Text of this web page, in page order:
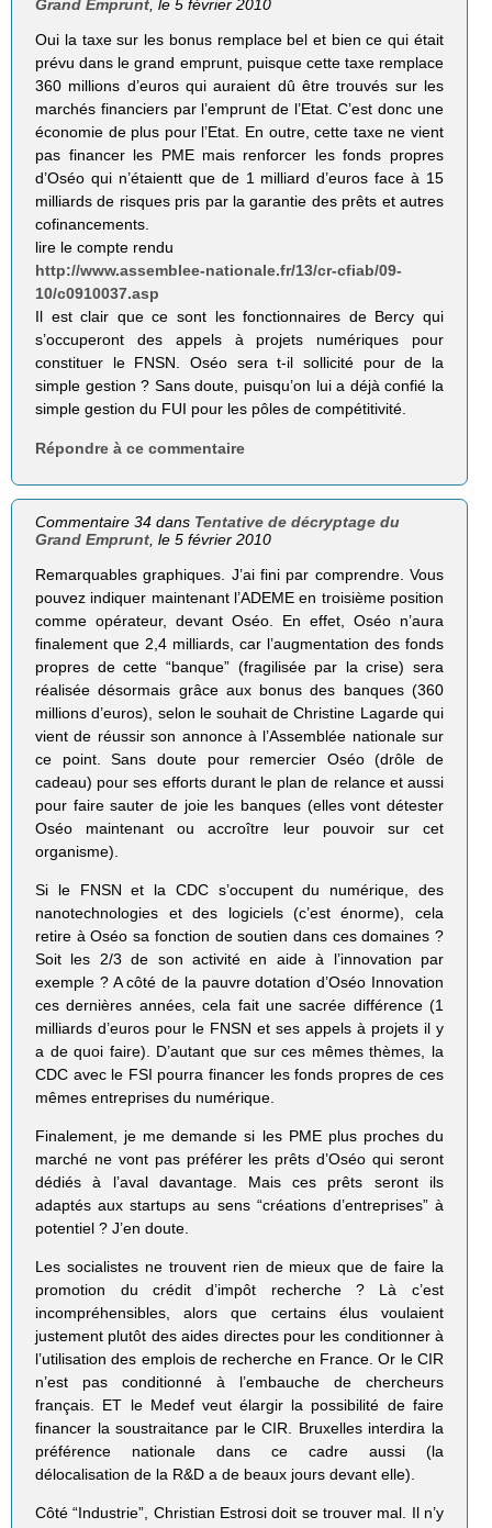
Grand Emprunt, le 5 février 2010
Oui la taxe sur les bonus remplace bel et bien ce qui était
prévu dans le grand emprunt, puisque cette taxe remplace
360 millions d’euros qui auraient dû être trouvés sur les
marchés financiers par l’emprunt de l’Etat. C’est donc une
économie de plus pour l’Etat. En outre, cette taxe ne vient
pas financer les PME mais renforcer les fonds propres
d’Oséo qui n’étaientt que de 1 milliard d’euros face à 15
milliards de risques pris par la garantie des prêts et autres
cofinancements.
lire le compte rendu
http://www.assemblee-nationale.fr/13/cr-cfiab/09-
10/c0910037.asp
Il est clair que ce sont les fonctionnaires de Bercy qui
s’occuperont des appels à projets numériques pour
constituer le FNSN. Oséo sera t-il sollicité pour de la
simple gestion ? Sans doute, puisqu’on lui a déjà confié la
simple gestion du FUI pour les pôles de compétitivité.
Répondre à ce commentaire
Commentaire 34 dans Tentative de décryptage du
Grand Emprunt , le 5 février 2010
Remarquables graphiques. J’ai fini par comprendre. Vous
pouvez indiquer maintenant l’ADEME en troisième position
comme opérateur, devant Oséo. En effet, Oséo n’aura
finalement que 2,4 milliards, car l’augmentation des fonds
propres de cette “banque” (fragilisée par la crise) sera
réalisée désormais grâce aux bonus des banques (360
millions d’euros), selon le souhait de Christine Lagarde qui
vient de réussir son annonce à l’Assemblée nationale sur
ce point. Sans doute pour remercier Oséo (drôle de
cadeau) pour ses efforts durant le plan de relance et aussi
pour faire sauter de joie les banques (elles vont détester
Oséo maintenant ou accroître leur pouvoir sur cet
organisme).
Si le FNSN et la CDC s’occupent du numérique, des
nanotechnologies et des logiciels (c’est énorme), cela
retire à Oséo sa fonction de soutien dans ces domaines ?
Soit les 2/3 de son activité en aide à l’innovation par
exemple ? A côté de la pauvre dotation d’Oséo Innovation
ces dernières années, cela fait une sacrée différence (1
milliards d’euros pour le FNSN et ses appels à projets il y
a de quoi faire). D’autant que sur ces mêmes thèmes, la
CDC avec le FSI pourra financer les fonds propres de ces
mêmes entreprises du numérique.
Finalement, je me demande si les PME plus proches du
marché ne vont pas préférer les prêts d’Oséo qui seront
dédiés à l’aval davantage. Mais ces prêts seront ils
adaptés aux startups au sens “créations d’entreprises” à
potentiel ? J’en doute.
Les socialistes ne trouvent rien de mieux que de faire la
promotion du crédit d’impôt recherche ? Là c’est
incompréhensibles, alors que certains élus voulaient
justement plutôt des aides directes pour les conditionner à
l’utilisation des emplois de recherche en France. Or le CIR
n’est pas conditionné à l’embauche de chercheurs
français. ET le Medef veut élargir la possibilité de faire
financer la soustraitance par le CIR. Bruxelles interdira la
préférence nationale dans ce cadre aussi (la
délocalisation de la R&D a de beaux jours devant elle).
Côté “Industrie”, Christian Estrosi doit se trouver mal. Il n’y